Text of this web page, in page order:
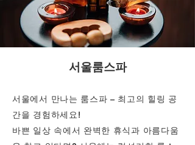
서울룸스파
서울에서 만나는 룸스파 – 최고의 힐링 공
간을 경험하세요!
바쁜 일상 속에서 완벽한 휴식과 아름다움